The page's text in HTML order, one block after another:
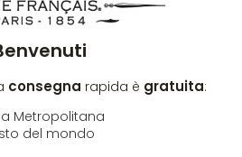
consegna rapida è gratuita:
Metropolitana
del mondo